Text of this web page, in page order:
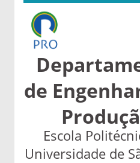
de
Escola
Universidade de